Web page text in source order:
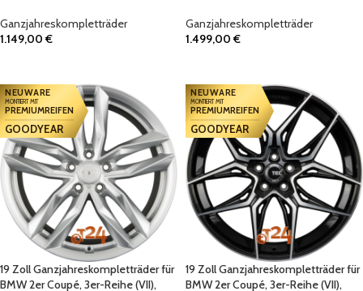
Ganzjahreskompletträder
1.149,00€
Ganzjahreskompletträder
1.499,00€
NEUWARE
MONTIERT MIT
PREMIUMREIFEN
GOODYEAR
19 Zoll Ganzjahreskompletträder für
BMW 2er Coupé, 3er-Reihe (VII),
NEUWARE
MONTIERT MIT
PREMIUMREIFEN
GOODYEAR
19 Zoll Ganzjahreskompletträder für
BMW 2er Coupé, 3er-Reihe (VII),